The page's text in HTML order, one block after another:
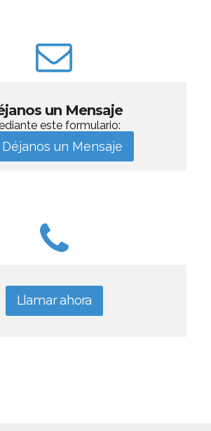
un Mensaje
este formulario:
un Mensaje
Llamar ahora